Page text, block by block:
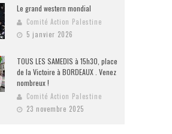
Le grand western mondial
Comité Action Palestine
5 janvier 2026
TOUS LES SAMEDIS à 15h30, place
de la Victoire à BORDEAUX . Venez
nombreux !
Comité Action Palestine
23 novembre 2025